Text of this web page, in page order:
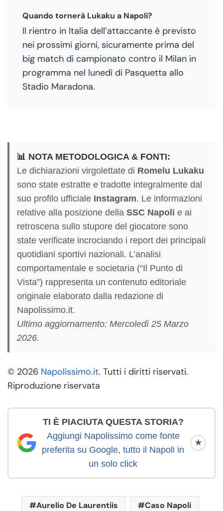
Quando tornerà Lukaku a Napoli?
Il rientro in Italia dell’attaccante è previsto
nei prossimi giorni, sicuramente prima del
big match di campionato contro il Milan in
programma nel lunedì di Pasquetta allo
Stadio Maradona.
📊 NOTA METODOLOGICA & FONTI:
Le dichiarazioni virgolettate di Romelu Lukaku
sono state estratte e tradotte integralmente dal
suo profilo ufficiale Instagram. Le informazioni
relative alla posizione della SSC Napoli e ai
retroscena sullo stupore del giocatore sono
state verificate incrociando i report dei principali
quotidiani sportivi nazionali. L’analisi
comportamentale e societaria (“Il Punto di
Vista”) rappresenta un contenuto editoriale
originale elaborato dalla redazione di
Napolissimo.it.
Ultimo aggiornamento: Mercoledì 25 Marzo
2026.
© 2026 Napolissimo.it. Tutti i diritti riservati.
Riproduzione riservata
TI È PIACIUTA QUESTA STORIA?
Aggiungi Napolissimo come fonte
preferita su Google, tutto il Napoli in
un solo click
★
Aurelio De Laurentiis Caso Napoli